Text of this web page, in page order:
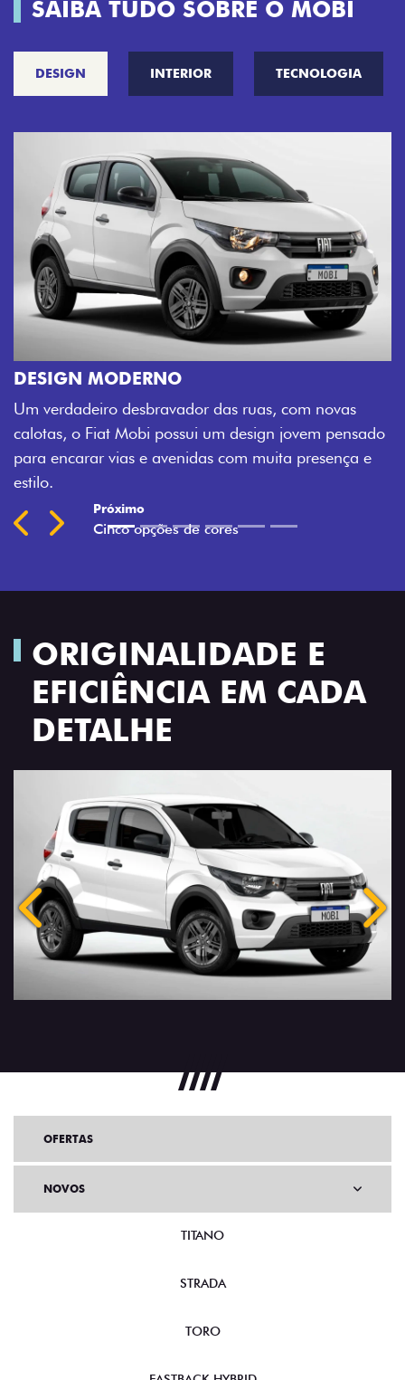
SAIBA TUDO SOBRE O MOBI
DESIGN INTERIOR TECNOLOGIA
CINCO OPÇÕES DE CORES
O Fiat Mobi tem sempre uma opção de cor que é a
sua cara. Escolha entre o Preto Vulcano, Vermelho
Montecarlo, Branco Banchisa, Prata Bari e Cinza
Silverstone.
ORIGINALIDADE E
EFICIÊNCIA EM CADA
DETALHE
Anterior
OFERTAS
NOVOS
TITANO
STRADA
TORO